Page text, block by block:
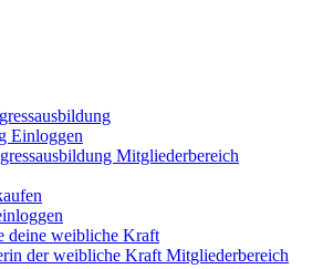
Einloggen
Mitgliederbereich
deine weibliche Kraft
der weibliche Kraft Mitgliederbereich